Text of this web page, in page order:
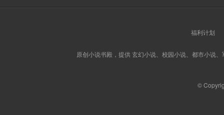
福利计划
原创小说书殿，提供 玄幻小说、校园小说、都市小说
©